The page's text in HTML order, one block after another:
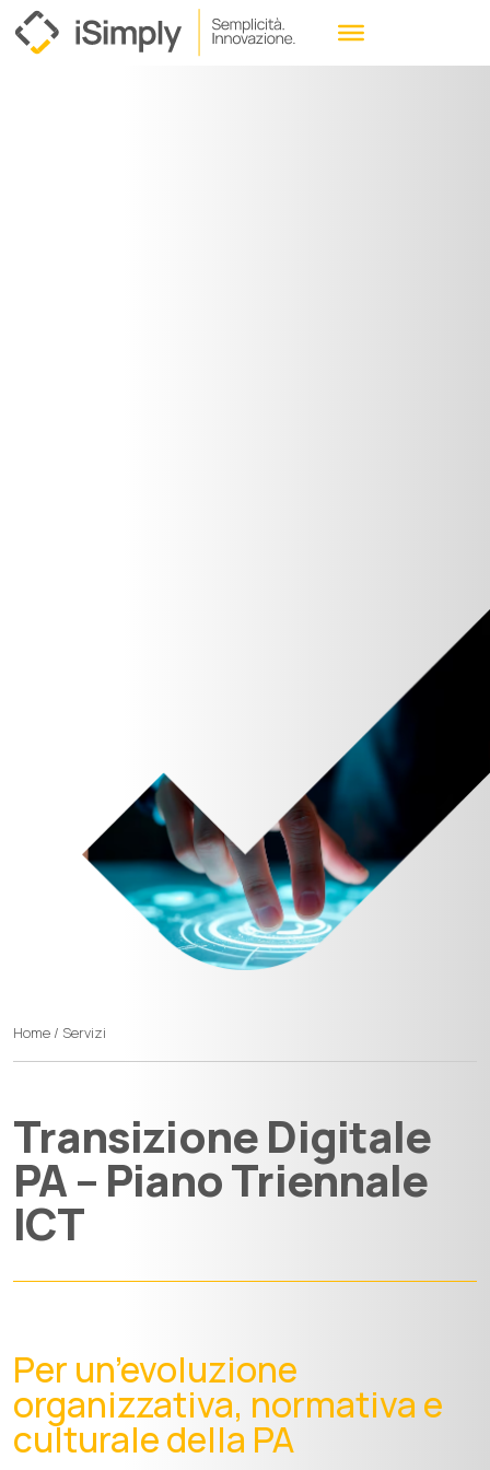
Home / Servizi
Transizione Digitale
PA – Piano Triennale
ICT
Per un’evoluzione
organizzativa, normativa e
culturale della PA